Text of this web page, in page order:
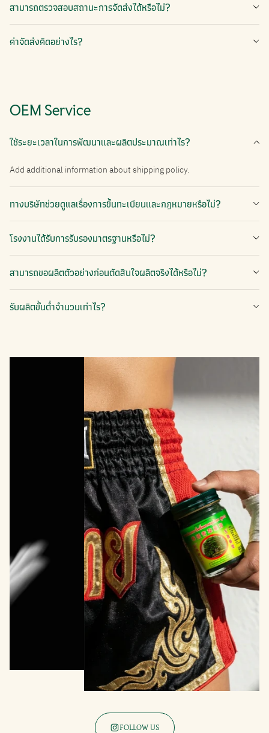
สามารถตรวจสอบสถานะการจัดส่งได้หรือไม่?
ค่าจัดส่งคิดอย่างไร?
OEM Service
ใช้ระยะเวลาในการพัฒนาและผลิตประมาณเท่าไร?
Add additional information about shipping policy.
ทางบริษัทช่วยดูแลเรื่องการขึ้นทะเบียนและกฎหมายหรือไม่?
โรงงานได้รับการรับรองมาตรฐานหรือไม่?
สามารถขอผลิตตัวอย่างก่อนตัดสินใจผลิตจริงได้หรือไม่?
รับผลิตขั้นต่ำจำนวนเท่าไร?
FOLLOW US